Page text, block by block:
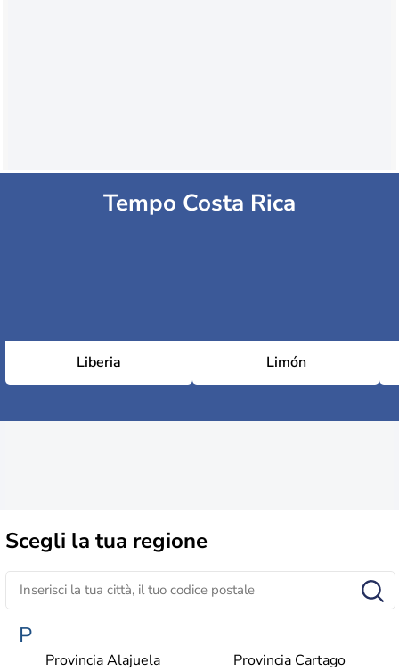
Tempo Costa Rica
Liberia Limón
Scegli la tua regione
P
Provincia Alajuela
Provincia Cartago